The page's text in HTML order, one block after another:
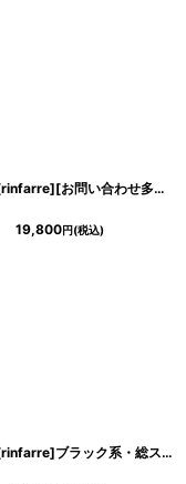
[韓国製][rinfarre][お問い合わせ多数!!再入荷]レッド・背中見せ・バックオープン・リボン・フリルテール・ミディアムドレス・ワンピース[MIRIN着用][送料無料]
19,800円(税込)
[韓国製][rinfarre]ブラック系・総スパンコール・デザイン刺繍・アンティーク調・ノースリーブ・タイト・ロングドレス[MIRIN着用]《送料＆代引き手数料無料》